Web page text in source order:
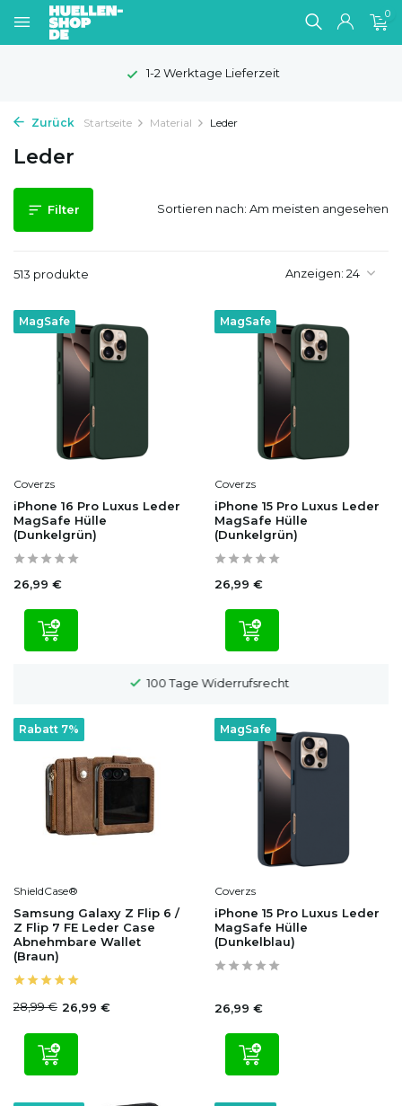
0
100 Tage Widerrufsrecht
Zurück Startseite Material Leder
Leder
Filter
513 produkte Anzeigen:
Sortieren nach:
MagSafe
Coverzs
iPhone 16 Pro Luxus Leder
MagSafe Hülle
(Dunkelgrün)
26,99 €
MagSafe
Coverzs
iPhone 15 Pro Luxus Leder
MagSafe Hülle
(Dunkelgrün)
26,99 €
100 Tage Widerrufsrecht
Rabatt 7%
ShieldCase®
Samsung Galaxy Z Flip 6 /
Z Flip 7 FE Leder Case
Abnehmbare Wallet
(Braun)
28,99 € 26,99 €
MagSafe
Coverzs
iPhone 15 Pro Luxus Leder
MagSafe Hülle
(Dunkelblau)
26,99 €